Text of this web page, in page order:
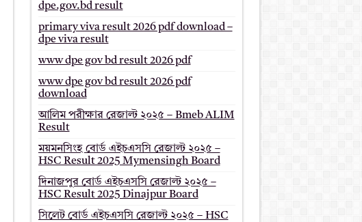
dpe.gov.bd result
primary viva result 2026 pdf download –
dpe viva result
www dpe gov bd result 2026 pdf
www dpe gov bd result 2026 pdf
download
আলিম পরীক্ষার রেজাল্ট ২০২৫ – Bmeb ALIM
Result
ময়মনসিংহ বোর্ড এইচএসসি রেজাল্ট ২০২৫ –
HSC Result 2025 Mymensingh Board
দিনাজপুর বোর্ড এইচএসসি রেজাল্ট ২০২৫ –
HSC Result 2025 Dinajpur Board
সিলেট বোর্ড এইচএসসি রেজাল্ট ২০২৫ – HSC